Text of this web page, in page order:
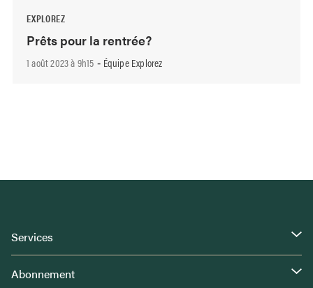
EXPLOREZ
Prêts pour la rentrée?
1 août 2023 à 9h15 - Équipe Explorez
Services
Abonnement